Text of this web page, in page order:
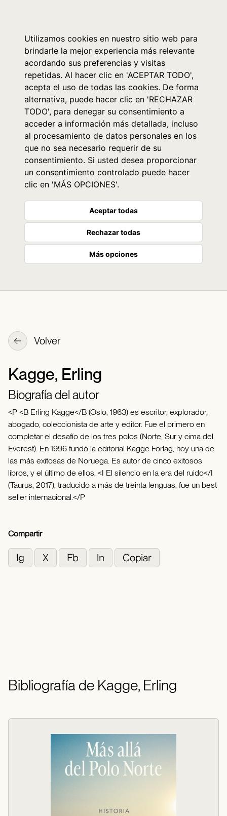
Utilizamos cookies en nuestro sitio web para
brindarle la mejor experiencia más relevante
acordando sus preferencias y visitas
repetidas. Al hacer clic en 'ACEPTAR TODO',
acepta el uso de todas las cookies. De forma
alternativa, puede hacer clic en 'RECHAZAR
TODO', para denegar su consentimiento a
acceder a información más detallada, incluso
al procesamiento de datos personales en los
que no sea necesario requerir de su
consentimiento. Si usted desea proporcionar
un consentimiento controlado puede hacer
clic en 'MÁS OPCIONES'.
Aceptar todas
Rechazar todas
Más opciones
Volver
Kagge, Erling
Biografía del autor
<P <B Erling Kagge</B (Oslo, 1963) es escritor, explorador,
abogado, coleccionista de arte y editor. Fue el primero en
completar el desafío de los tres polos (Norte, Sur y cima del
Everest). En 1996 fundó la editorial Kagge Forlag, hoy una de
las más exitosas de Noruega. Es autor de cinco exitosos
libros, y el último de ellos, <I El silencio en la era del ruido</I
(Taurus, 2017), traducido a más de treinta lenguas, fue un best
seller internacional.</P
Compartir
Bibliografía de Kagge, Erling